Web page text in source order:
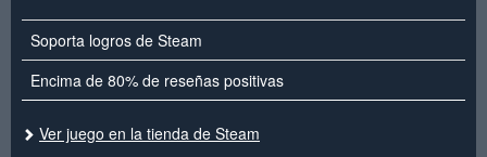
Soporta logros de Steam
Encima de 80% de reseñas positivas
Ver juego en la tienda de Steam